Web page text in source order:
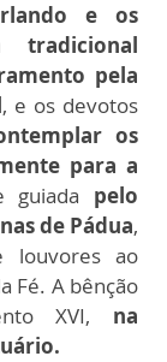
e os
tradicional
pela
, e os devotos
os
para a
guiada pelo
de Pádua,
louvores ao
Fé. A bênção
XVI, na